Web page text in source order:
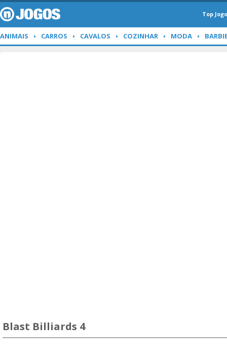
Top
ANIMAIS CARROS CAVALOS COZINHAR MODA
Blast Billiards 4